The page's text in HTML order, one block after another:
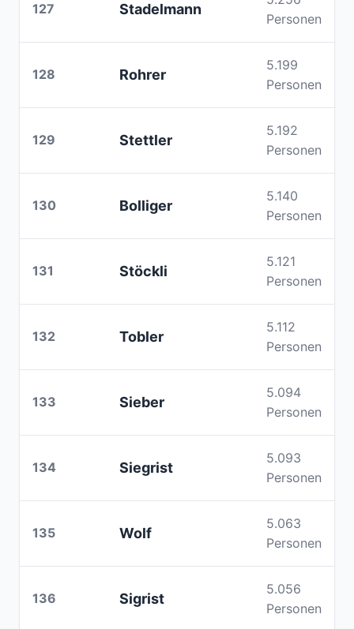
127 Stadelmann
Personen
128 Rohrer
5.199
Personen
129 Stettler
5.192
Personen
130 Bolliger
5.140
Personen
131 Stöckli
5.121
Personen
132 Tobler
5.112
Personen
133 Sieber
5.094
Personen
134 Siegrist
5.093
Personen
135 Wolf
5.063
Personen
136 Sigrist
5.056
Personen